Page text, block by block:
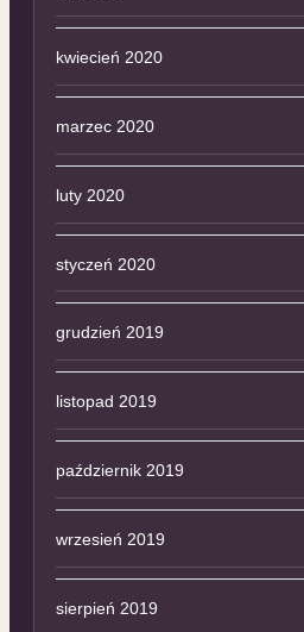
kwiecień 2020
marzec 2020
luty 2020
styczeń 2020
grudzień 2019
listopad 2019
październik 2019
wrzesień 2019
sierpień 2019